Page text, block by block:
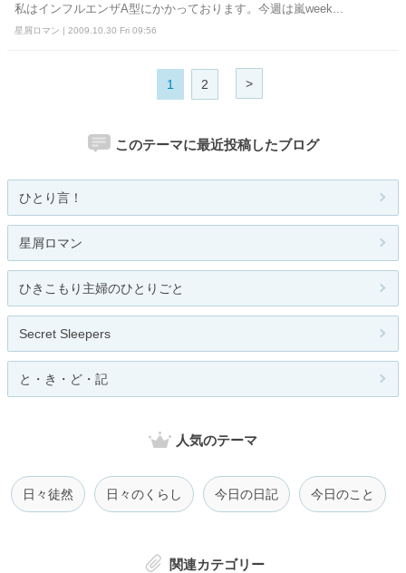
私はインフルエンザA型にかかっております。今週は嵐week...
星屑ロマン | 2009.10.30 Fri 09:56
1 2 >
このテーマに最近投稿したブログ
ひとり言！
星屑ロマン
ひきこもり主婦のひとりごと
Secret Sleepers
と・き・ど・記
人気のテーマ
日々徒然 日々のくらし 今日の日記 今日のこと
関連カテゴリー